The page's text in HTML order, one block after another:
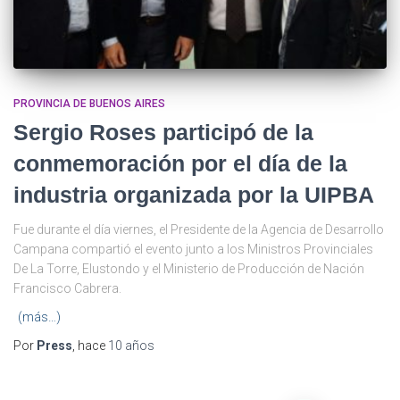
PROVINCIA DE BUENOS AIRES
Sergio Roses participó de la
conmemoración por el día de la
industria organizada por la UIPBA
Fue durante el día viernes, el Presidente de la Agencia de Desarrollo
Campana compartió el evento junto a los Ministros Provinciales
De La Torre, Elustondo y el Ministerio de Producción de Nación
Francisco Cabrera.
(más…)
Por Press , hace 10 años